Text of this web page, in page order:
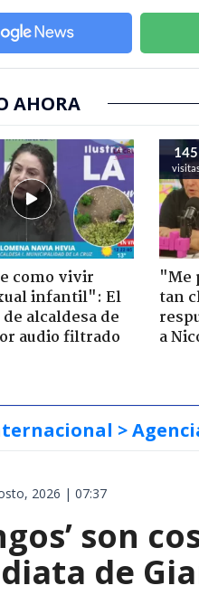
AHORA
como vivir
infantil": El
alcaldesa de
audio filtrado
145
"Me
tan
a
>
2026 | 07:37
son
de